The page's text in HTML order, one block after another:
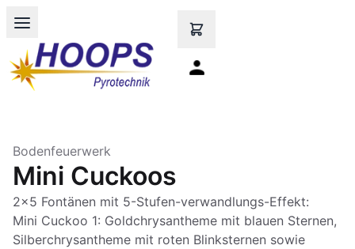
Open main menu
Bodenfeuerwerk
Mini Cuckoos
2x5 Fontänen mit 5-Stufen-verwandlungs-Effekt:
Mini Cuckoo 1: Goldchrysantheme mit blauen Sternen,
Silberchrysantheme mit roten Blinksternen sowie